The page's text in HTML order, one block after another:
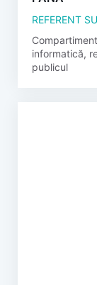
REFERENT
informatică,
publicul